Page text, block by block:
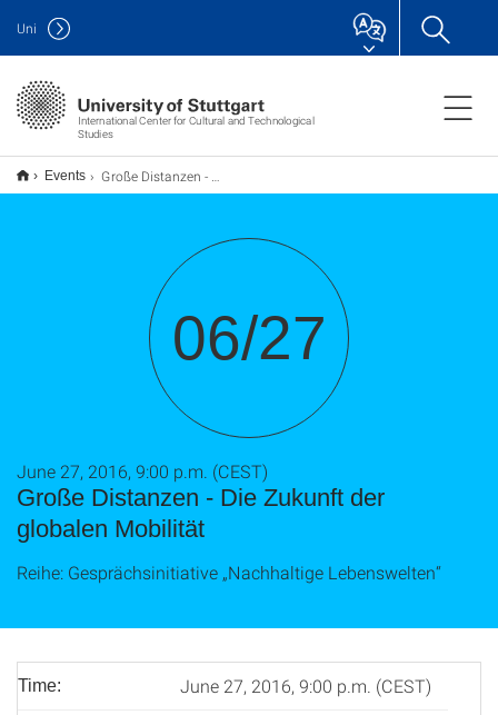
International Center for Cultural and Technological
Studies
Uni
Events Große Distanzen - Die Zukunft der globalen Mobilität
06/27
Große Distanzen - Die Zukunft der
globalen Mobilität
June 27, 2016, 9:00 p.m. (CEST)
Reihe: Gesprächsinitiative „Nachhaltige Lebenswelten“
Time: June 27, 2016, 9:00 p.m. (CEST)